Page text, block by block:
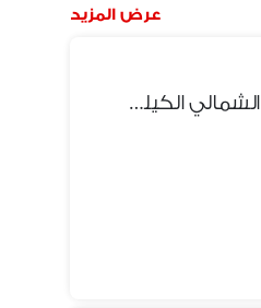
عرض المزيد
بنتهاوس للإيجار في قرية بلايا سي شيل فاخر في الساحل الشمالي الكيلو 131 طريق اسكندرية